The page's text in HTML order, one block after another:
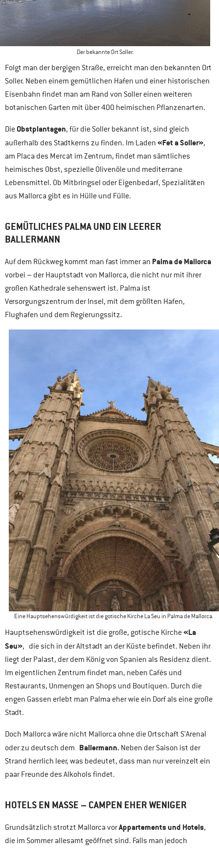
Der bekannte Ort Soller.
Folgt man der bergigen Straße, erreicht man den bekannten Ort
Soller. Neben einem gemütlichen Hafen und einer historischen
Eisenbahn findet man am Rand von Soller einen weiteren
botanischen Garten mit über 400 heimischen Pflanzenarten.
Die Obstplantagen, für die Soller bekannt ist, sind gleich
außerhalb des Stadtkerns zu finden. Im Laden «Fet a Soller»,
am Placa des Mercat im Zentrum, findet man sämtliches
heimisches Obst, spezielle Olivenöle und mediterrane
Lebensmittel. Ob Mitbringsel oder Eigenbedarf, Spezialitäten
aus Mallorca gibt es in Hülle und Fülle.
GEMÜTLICHES PALMA UND EIN LEERER
BALLERMANN
Auf dem Rückweg kommt man fast immer an Palma de Mallorca
vorbei – der Hauptstadt von Mallorca, die nicht nur mit ihrer
großen Kathedrale sehenswert ist. Palma ist
Versorgungszentrum der Insel, mit dem größten Hafen,
Flughafen und dem Regierungssitz.
Eine Hauptsehenswürdigkeit ist die gotische Kirche La Seu in Palma de Mallorca.
Hauptsehenswürdigkeit ist die große, gotische Kirche«La
Seu», die sich in der Altstadt an der Küste befindet. Neben ihr
liegt der Palast, der dem König von Spanien als Residenz dient.
Im eigentlichen Zentrum findet man, neben Cafés und
Restaurants, Unmengen an Shops und Boutiquen. Durch die
engen Gassen erlebt man Palma eher wie ein Dorf als eine große
Stadt.
Doch Mallorca wäre nicht Mallorca ohne die Ortschaft S’Arenal
oder zu deutsch dem Ballermann. Neben der Saison ist der
Strand herrlich leer, was bedeutet, dass man nur vereinzelt ein
paar Freunde des Alkohols findet.
HOTELS EN MASSE – CAMPEN EHER WENIGER
Grundsätzlich strotzt Mallorca vorAppartements und Hotels,
die im Sommer allesamt geöffnet sind. Falls man jedoch